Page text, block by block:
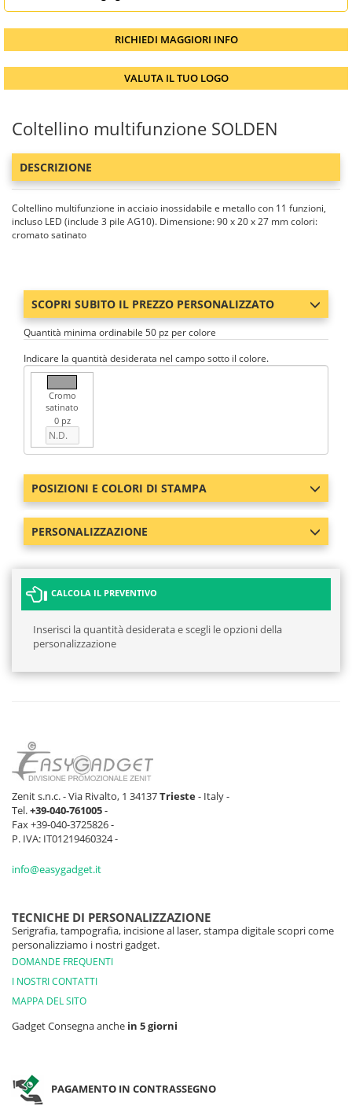
RICHIEDI MAGGIORI INFO
VALUTA IL TUO LOGO
Coltellino multifunzione SOLDEN
DESCRIZIONE
Coltellino multifunzione in acciaio inossidabile e metallo con 11 funzioni,
incluso LED (include 3 pile AG10). Dimensione: 90 x 20 x 27 mm colori:
cromato satinato
SCOPRI SUBITO IL PREZZO PERSONALIZZATO
Quantità minima ordinabile 50 pz per colore
Indicare la quantità desiderata nel campo sotto il colore.
Cromo
satinato
0 pz
POSIZIONI E COLORI DI STAMPA
PERSONALIZZAZIONE
CALCOLA IL PREVENTIVO
Inserisci la quantità desiderata e scegli le opzioni della
personalizzazione
Zenit s.n.c. - Via Rivalto, 1 34137Trieste- Italy -
Tel.+39-040-761005-
Fax +39-040-3725826 -
P. IVA: IT01219460324 -
info@easygadget.it
TECNICHE DI PERSONALIZZAZIONE
Serigrafia, tampografia, incisione al laser, stampa digitale scopri come
personalizziamo i nostri gadget.
DOMANDE FREQUENTI
I NOSTRI CONTATTI
MAPPA DEL SITO
Gadget Consegna anche in 5 giorni
PAGAMENTO IN CONTRASSEGNO